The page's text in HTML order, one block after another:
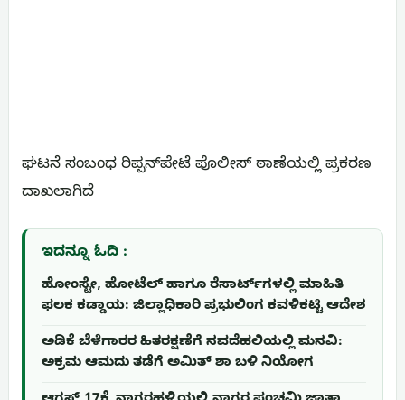
ಘಟನೆ ಸಂಬಂಧ ರಿಪ್ಪನ್‌ಪೇಟೆ ಪೊಲೀಸ್ ಠಾಣೆಯಲ್ಲಿ ಪ್ರಕರಣ
ದಾಖಲಾಗಿದೆ
ಇದನ್ನೂ ಓದಿ :
ಹೋಂಸ್ಟೇ, ಹೋಟೆಲ್ ಹಾಗೂ ರೆಸಾರ್ಟ್‌ಗಳಲ್ಲಿ ಮಾಹಿತಿ
ಫಲಕ ಕಡ್ಡಾಯ: ಜಿಲ್ಲಾಧಿಕಾರಿ ಪ್ರಭುಲಿಂಗ ಕವಳಿಕಟ್ಟಿ ಆದೇಶ
ಅಡಿಕೆ ಬೆಳೆಗಾರರ ಹಿತರಕ್ಷಣೆಗೆ ನವದೆಹಲಿಯಲ್ಲಿ ಮನವಿ:
ಅಕ್ರಮ ಆಮದು ತಡೆಗೆ ಅಮಿತ್ ಶಾ ಬಳಿ ನಿಯೋಗ